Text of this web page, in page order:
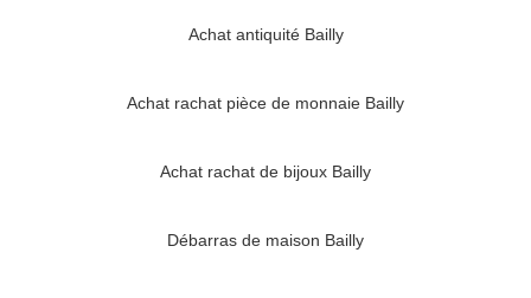
Achat antiquité Bailly
Achat rachat pièce de monnaie Bailly
Achat rachat de bijoux Bailly
Débarras de maison Bailly